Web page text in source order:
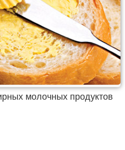
молочных продуктов